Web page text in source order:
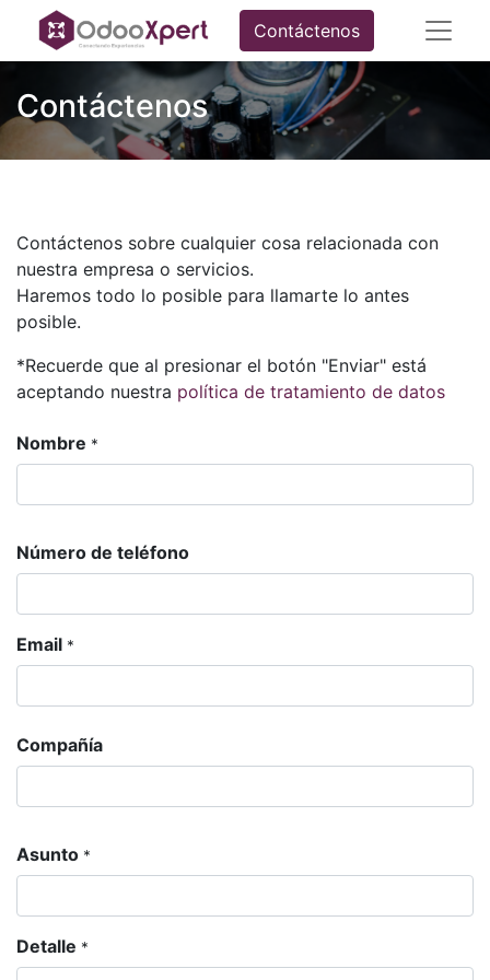
Contáctenos
Contáctenos
Contáctenos sobre cualquier cosa relacionada con
nuestra empresa o servicios.
Haremos todo lo posible para llamarte lo antes
posible.
*Recuerde que al presionar el botón "Enviar" está
aceptando nuestra política de tratamiento de datos
Nombre *
Número de teléfono
Email *
Compañía
Asunto *
Detalle *